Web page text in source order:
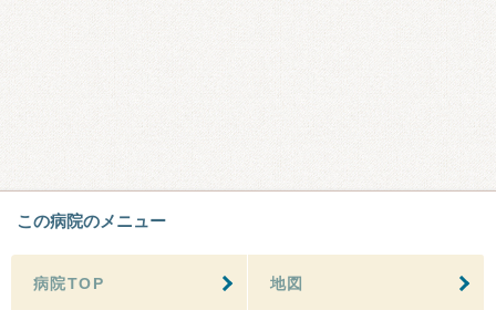
この病院のメニュー
病院TOP 地図